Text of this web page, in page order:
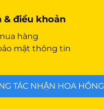
& điều khoản
hàng
mật thông tin
TÁC NHẬN HOA HỒNG